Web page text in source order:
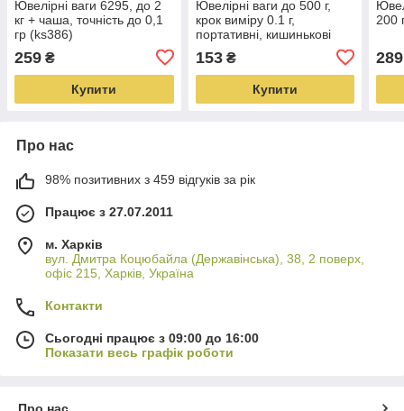
Ювелірні ваги 6295, до 2
кг + чаша, точність до 0,1
гр (ks386)
259 ₴
Купити
Ювелірні ваги до 500 г,
крок виміру 0.1 г,
портативні, кишинькові
153₴
Купити
200
289
Про нас
98% позитивних з 459 відгуків за рік
Працює з 27.07.2011
м. Харків
вул. Дмитра Коцюбайла (Державінська), 38, 2 поверх,
офіс 215, Харків, Україна
Контакти
Сьогодні працює з 09:00 до 16:00
Показати весь графік роботи